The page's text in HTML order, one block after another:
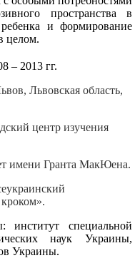
пространства в
и формирование
целом.
– 2013 гг.
Львовская область,
центр изучения
имени Гранта МакЮена.
специальной
наук Украины,
Украины.